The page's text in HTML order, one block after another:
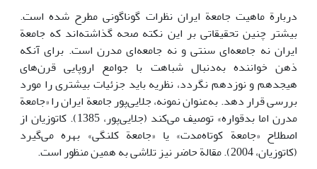
دربارة ماهیت جامعة ایران نظرات گوناگونی مطرح شده است.
بیشتر چنین تحقیقاتی بر این نکته صحه گذاشته‌اند که جامعة
ایران نه جامعه‌ای سنتی و نه جامعه‌ای مدرن است. برای آنکه
ذهن خواننده به‌دنبال شباهت با جوامع اروپایی قرن‌های
هیجدهم و نوزدهم نگردد، نظریه باید جزئیات بیشتری را مورد
بررسی قرار دهد. به‌عنوان نمونه، جلایی‌پور جامعة ایران را «جامعة
مدرن اما بدقواره» توصیف می‌کند (جلایی‌پور، 1385). کاتوزیان از
اصطلاح «جامعة کوتاه‌مدت» یا «جامعة کلنگی» بهره می‌گیرد
(کاتوزیان، 2004). مقالة حاضر نیز تلاشی به همین منظور است.